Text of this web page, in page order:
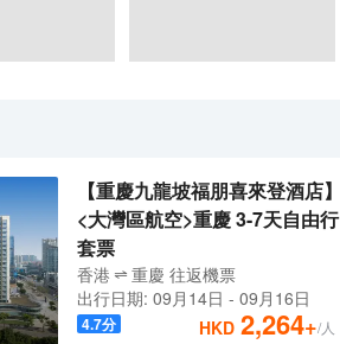
【重慶九龍坡福朋喜來登酒店】
<大灣區航空>重慶 3-7天自由行
套票
香港 重慶 往返機票
出行日期: 09月14日 - 09月16日
4.7分 HKD 2,264+/人